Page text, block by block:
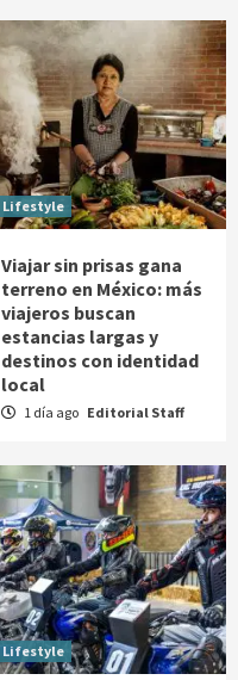
Lifestyle
Viajar sin prisas gana
terreno en México: más
viajeros buscan
estancias largas y
destinos con identidad
local
1 día ago Editorial Staff
Lifestyle